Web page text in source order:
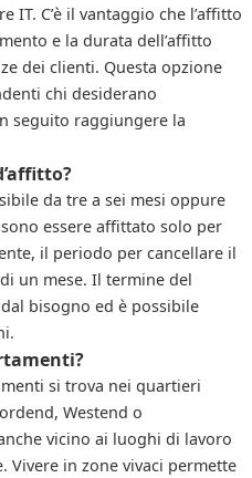
IT. C’è il vantaggio che l’affitto
e la durata dell’affitto
dei clienti. Questa opzione
chi desiderano
seguito raggiungere la
da tre a sei mesi oppure
essere affittato solo per
il periodo per cancellare il
un mese. Il termine del
bisogno ed è possibile
si trova nei quartieri
Westend o
vicino ai luoghi di lavoro
in zone vivaci permette